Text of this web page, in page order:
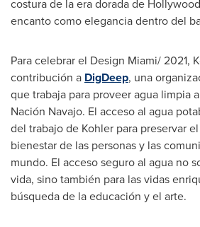
costura de la era dorada de Hollywood
encanto como elegancia dentro del
Para celebrar el Design Miami/ 2021,
contribución a DigDeep, una
que trabaja para proveer agua limpia
Nación Navajo. El acceso al agua
del trabajo de Kohler para preservar
bienestar de las personas y las
mundo. El acceso seguro al agua no
vida, sino también para las vidas
búsqueda de la educación y el arte.